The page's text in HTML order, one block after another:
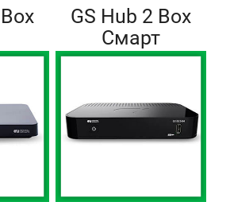
GS Hub 2 Box
Смарт